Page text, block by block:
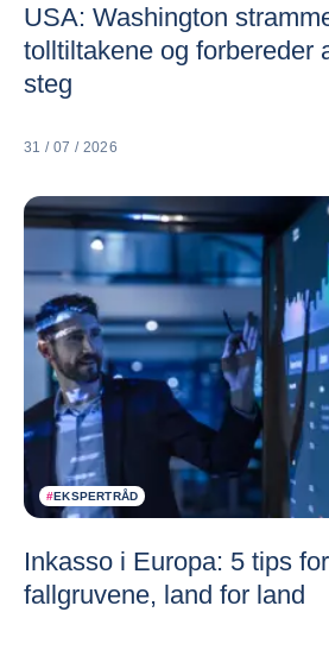
USA: Washington
tolltiltakene og forbereder
steg
31 / 07 / 2026
#EKSPERTRÅD
Inkasso i Europa: 5 tips
fallgruvene, land for land